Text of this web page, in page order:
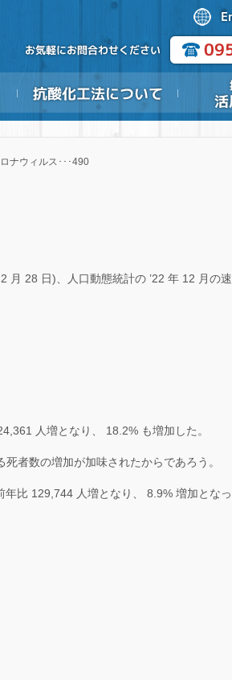
ナウィルス･･･490
月 28 日)、人口動態統計の ’22 年 12 月の速
人増となり、 18.2% も増加した。
者数の増加が加味されたからであろう。
比 129,744 人増となり、 8.9% 増加となっ